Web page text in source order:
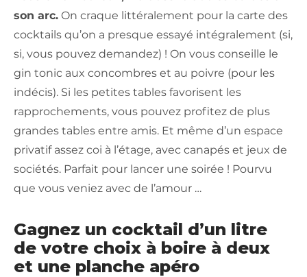
son arc. On craque littéralement pour la carte des
cocktails qu’on a presque essayé intégralement (si,
si, vous pouvez demandez) ! On vous conseille le
gin tonic aux concombres et au poivre (pour les
indécis). Si les petites tables favorisent les
rapprochements, vous pouvez profitez de plus
grandes tables entre amis. Et même d’un espace
privatif assez coi à l’étage, avec canapés et jeux de
sociétés. Parfait pour lancer une soirée ! Pourvu
que vous veniez avec de l’amour …
Gagnez un cocktail d’un litre
de votre choix à boire à deux
et une planche apéro